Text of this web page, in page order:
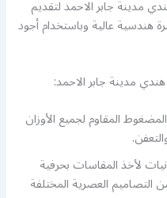
مدينة جابر الاحمد لتقديم
عالية وباستخدام أجود
مدينة جابر الاحمد:
المقاوم لجميع الأوزان
لأخذ المقاسات بحرفية
العصرية المختلفة